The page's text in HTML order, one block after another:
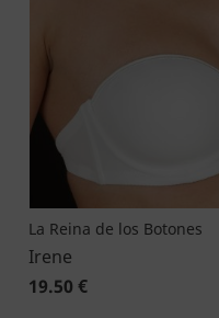
La Reina de los Botones
Irene
19.50 €